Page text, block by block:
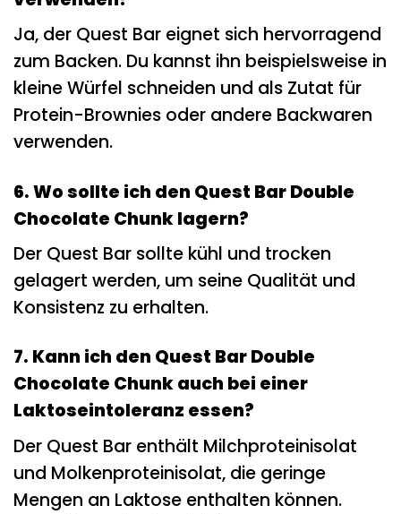
Ja, der Quest Bar eignet sich hervorragend
zum Backen. Du kannst ihn beispielsweise in
kleine Würfel schneiden und als Zutat für
Protein-Brownies oder andere Backwaren
verwenden.
6. Wo sollte ich den Quest Bar Double
Chocolate Chunk lagern?
Der Quest Bar sollte kühl und trocken
gelagert werden, um seine Qualität und
Konsistenz zu erhalten.
7. Kann ich den Quest Bar Double
Chocolate Chunk auch bei einer
Laktoseintoleranz essen?
Der Quest Bar enthält Milchproteinisolat
und Molkenproteinisolat, die geringe
Mengen an Laktose enthalten können.